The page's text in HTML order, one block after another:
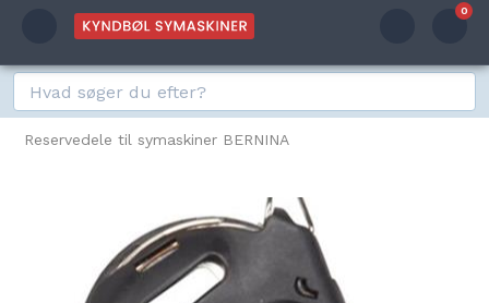
0
Reservedele til symaskiner BERNINA